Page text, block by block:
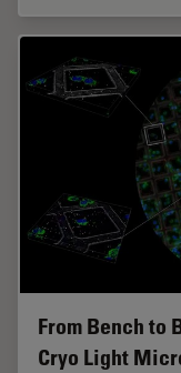
From Bench to
Cryo Light